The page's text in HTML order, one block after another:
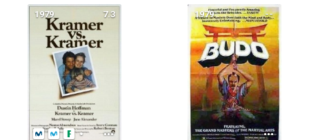
7.3
1979 --
1979